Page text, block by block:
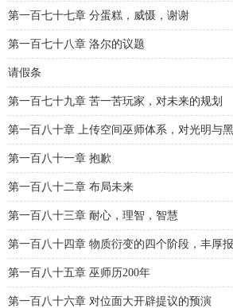
第一百七十七章 分蛋糕，威慑，谢谢
第一百七十八章 洛尔的议题
请假条
第一百七十九章 苦一苦玩家，对未来的规划
第一百八十章 上传空间巫师体系，对光明与
第一百八十一章 抱歉
第一百八十二章 布局未来
第一百八十三章 耐心，理智，智慧
第一百八十四章 物质衍变的四个阶段，丰厚
第一百八十五章 巫师历200年
第一百八十六章 对位面大开辟提议的预演